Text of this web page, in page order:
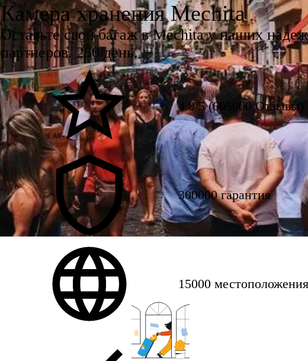
Камера хранения Mechita
Оставьте свой багаж в Mechita у наших
партнеров. 250/день.
4.8/5 (605000 Отзывы)
300000 гарантия
15000 местоположения